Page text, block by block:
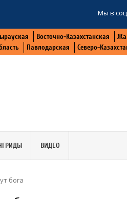
Мы в
Восточно-Казахстанская
Павлодарская Северо-
ВИДЕО
бога